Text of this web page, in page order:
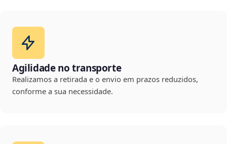
Agilidade no transporte
Realizamos a retirada e o envio em prazos reduzidos,
conforme a sua necessidade.